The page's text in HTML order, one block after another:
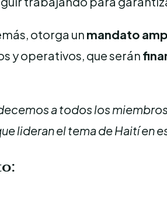
otorga un mandato
y operativos, que serán
a todos los
lideran el tema de Haití en